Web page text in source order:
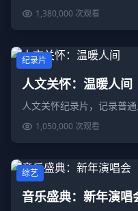
1,380,000 次观看
纪录片
人文关怀：温暖人间
人文关怀纪录片，记录普
1,050,000 次观看
综艺
音乐盛典：新年演唱